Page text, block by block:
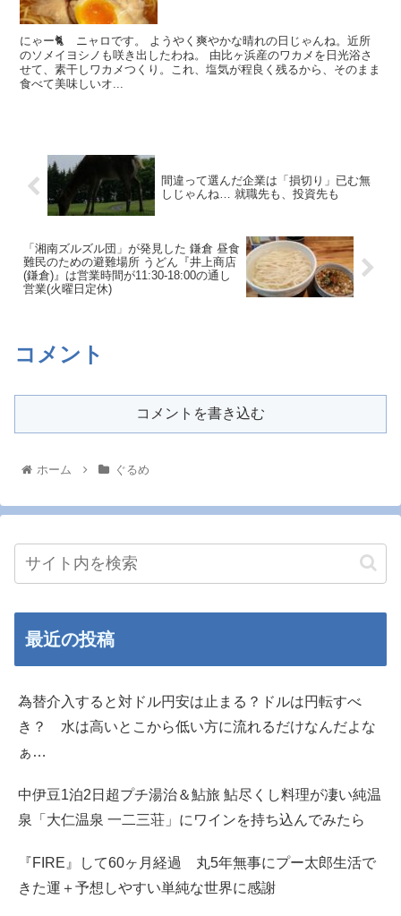
にゃー🐈 ニャロです。 ようやく爽やかな晴れの日じゃんね。近所
のソメイヨシノも咲き出したわね。 由比ヶ浜産のワカメを日光浴さ
せて、素干しワカメつくり。これ、塩気が程良く残るから、そのまま
食べて美味しいオ...
間違って選んだ企業は「損切り」已む無
しじゃんね… 就職先も、投資先も
「湘南ズルズル団」が発見した 鎌倉 昼食
難民のための避難場所 うどん『井上商店
(鎌倉)』は営業時間が11:30-18:00の通し
営業(火曜日定休)
コメント
コメントを書き込む
ホーム ぐるめ
最近の投稿
為替介入すると対ドル円安は止まる？ドルは円転すべ
き？ 水は高いとこから低い方に流れるだけなんだよな
ぁ…
中伊豆1泊2日超プチ湯治＆鮎旅 鮎尽くし料理が凄い純温
泉「大仁温泉 一二三荘」にワインを持ち込んでみたら
『FIRE』して60ヶ月経過 丸5年無事にプー太郎生活で
きた運＋予想しやすい単純な世界に感謝